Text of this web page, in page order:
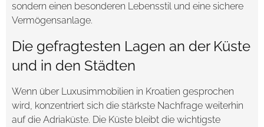
sondern einen besonderen Lebensstil und eine sichere
Vermögensanlage.
Die gefragtesten Lagen an der Küste
und in den Städten
Wenn über Luxusimmobilien in Kroatien gesprochen
wird, konzentriert sich die stärkste Nachfrage weiterhin
auf die Adriaküste. Die Küste bleibt die wichtigste